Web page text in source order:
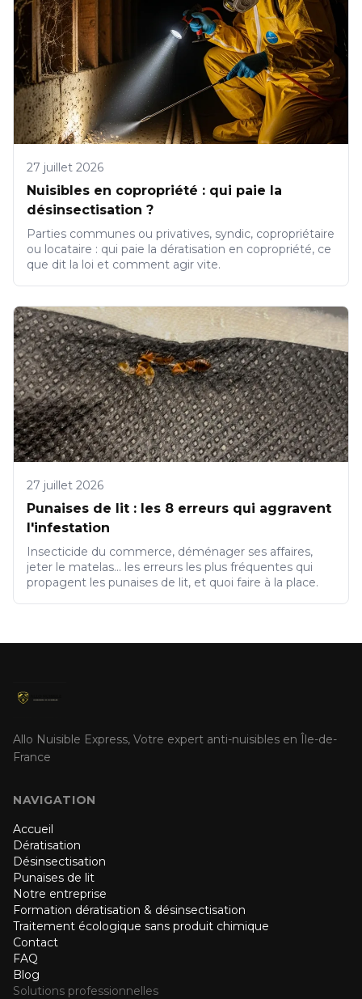
27 juillet 2026
Nuisibles en copropriété : qui paie la
désinsectisation ?
Parties communes ou privatives, syndic, copropriétaire
ou locataire : qui paie la dératisation en copropriété, ce
que dit la loi et comment agir vite.
27 juillet 2026
Punaises de lit : les 8 erreurs qui aggravent
l'infestation
Insecticide du commerce, déménager ses affaires,
jeter le matelas... les erreurs les plus fréquentes qui
propagent les punaises de lit, et quoi faire à la place.
Allo Nuisible Express, Votre expert anti-nuisibles en Île-de-
France
NAVIGATION
Accueil
Dératisation
Désinsectisation
Punaises de lit
Notre entreprise
Formation dératisation & désinsectisation
Traitement écologique sans produit chimique
Contact
FAQ
Blog
Solutions professionnelles